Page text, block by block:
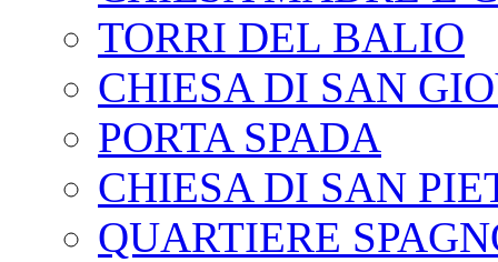
TORRI DEL BALIO
CHIESA DI SAN
PORTA SPADA
CHIESA DI SAN
QUARTIERE